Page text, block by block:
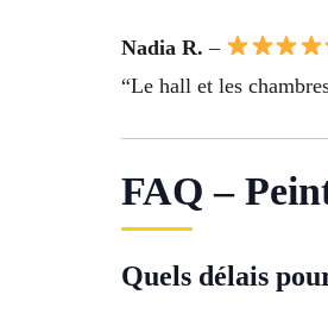
Nadia R. –
“Le hall et les
FAQ –
Quels délais